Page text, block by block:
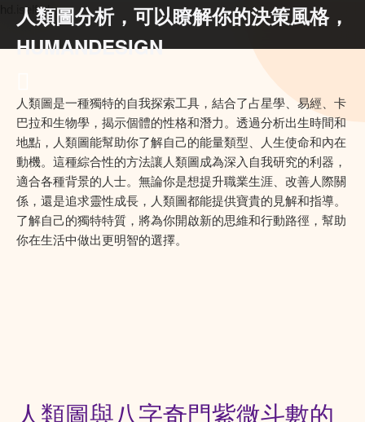
hd.iself.uk
人類圖分析，可以瞭解你的決策風格，
HUMANDESIGN
人類圖是一種獨特的自我探索工具，結合了占星學、易經、卡
巴拉和生物學，揭示個體的性格和潛力。透過分析出生時間和
地點，人類圖能幫助你了解自己的能量類型、人生使命和內在
動機。這種綜合性的方法讓人類圖成為深入自我研究的利器，
適合各種背景的人士。無論你是想提升職業生涯、改善人際關
係，還是追求靈性成長，人類圖都能提供寶貴的見解和指導。
了解自己的獨特特質，將為你開啟新的思維和行動路徑，幫助
你在生活中做出更明智的選擇。
人類圖與八字奇門紫微斗數的